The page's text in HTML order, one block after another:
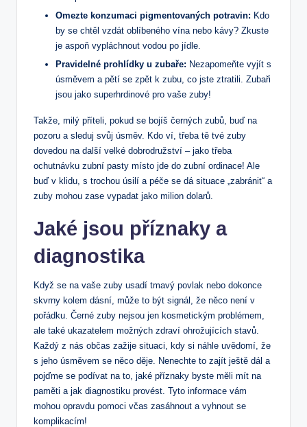
Omezte konzumaci pigmentovaných potravin: Kdo
by se chtěl vzdát oblíbeného vína nebo kávy? Zkuste
je aspoň vypláchnout vodou po jídle.
Pravidelné prohlídky u zubaře: Nezapomeňte vyjít s
úsměvem a pětí se zpět k zubu, co jste ztratili. Zubaři
jsou jako superhrdinové pro vaše zuby!
Takže, milý příteli, pokud se bojíš černých zubů, buď na
pozoru a sleduj svůj úsměv. Kdo ví, třeba tě tvé zuby
dovedou na další velké dobrodružství – jako třeba
ochutnávku zubní pasty místo jde do zubní ordinace! Ale
buď v klidu, s trochou úsilí a péče se dá situace „zabránit“ a
zuby mohou zase vypadat jako milion dolarů.
Jaké jsou příznaky a
diagnostika
Když se na vaše zuby usadí tmavý povlak nebo dokonce
skvrny kolem dásní, může to být signál, že něco není v
pořádku. Černé zuby nejsou jen kosmetickým problémem,
ale také ukazatelem možných zdraví ohrožujících stavů.
Každý z nás občas zažije situaci, kdy si náhle uvědomí, že
s jeho úsměvem se něco děje. Nenechte to zajít ještě dál a
pojďme se podívat na to, jaké příznaky byste měli mít na
paměti a jak diagnostiku provést. Tyto informace vám
mohou opravdu pomoci včas zasáhnout a vyhnout se
komplikacím!